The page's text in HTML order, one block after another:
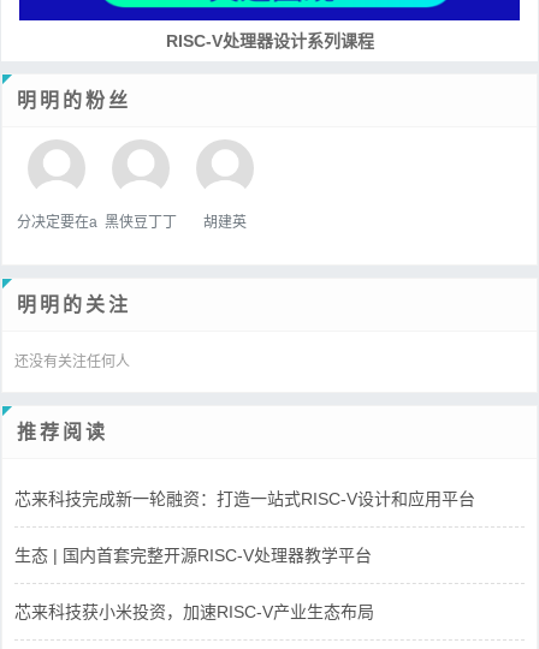
RISC-V处理器设计系列课程
明明的粉丝
分决定要在a 黑侠豆丁丁 胡建英
明明的关注
还没有关注任何人
推荐阅读
芯来科技完成新一轮融资：打造一站式RISC-V设计和应用平台
生态 | 国内首套完整开源RISC-V处理器教学平台
芯来科技获小米投资，加速RISC-V产业生态布局